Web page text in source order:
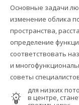
Основные задачи
изменение облика
пространства,
определение
соответствовать
и
советы
для низких
в центре,